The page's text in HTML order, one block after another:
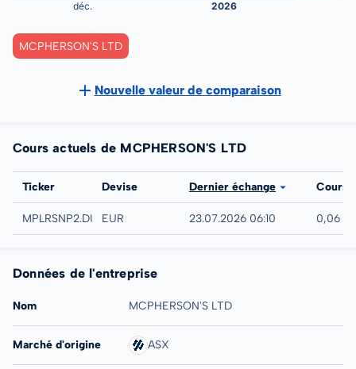
MCPHERSON'S LTD
Nouvelle valeur de comparaison
Cours actuels de MCPHERSON'S LTD
Bourse
Ticker Devise Dernier échange Cours
Düsseldorf
MPLRSNP2.DUSBEUR 23.07.2026 06:10 0,06
Données de l'entreprise
Nom MCPHERSON'S LTD
Marché d'origine ASX